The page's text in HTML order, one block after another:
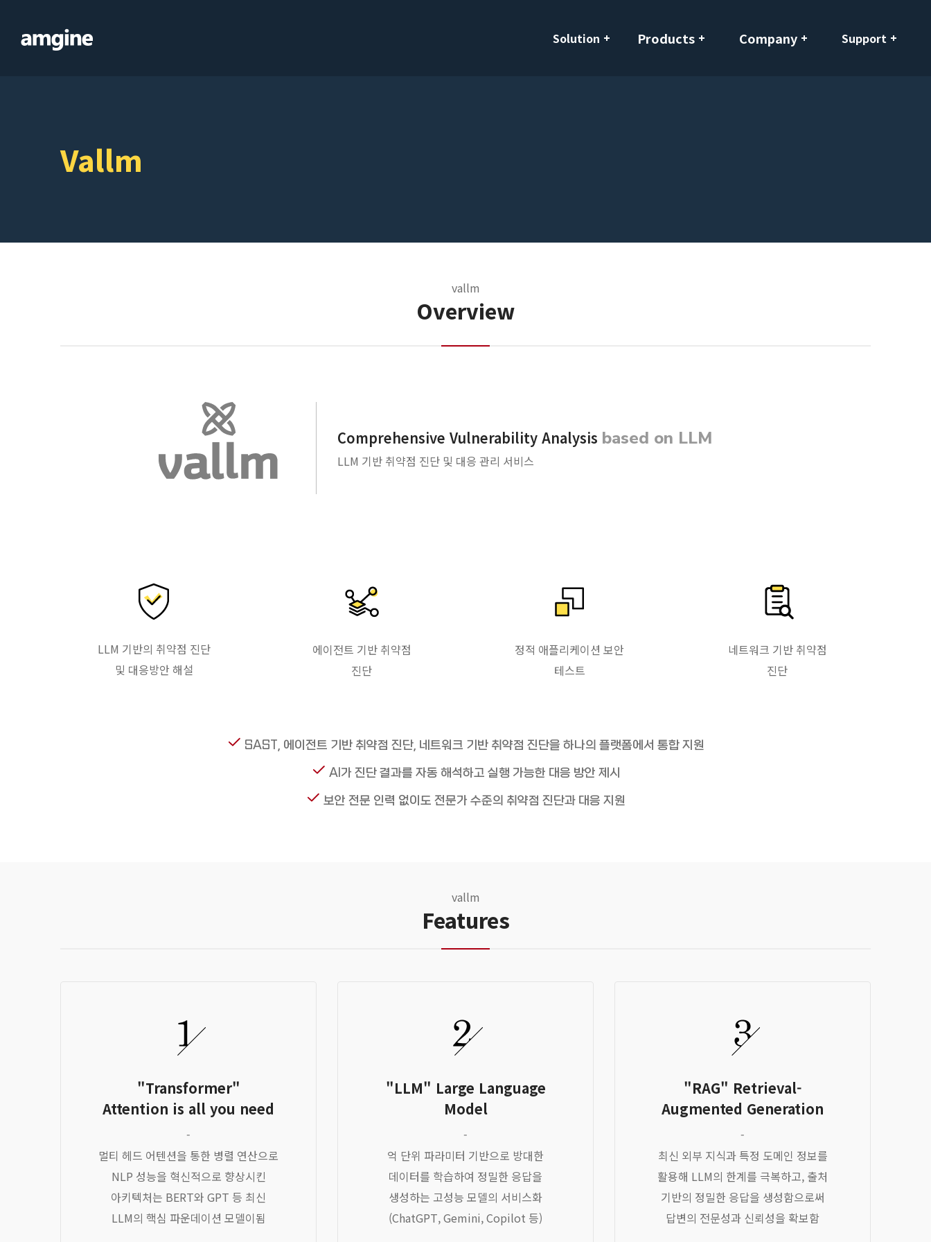
Solution Products Company Support
Vallm
vallm
Overview
Comprehensive Vulnerability Analysis based on LLM
LLM 기반 취약점 진단 및 대응 관리 서비스
LLM 기반의 취약점 진단
및 대응방안 해설
에이전트 기반 취약점
진단
정적 애플리케이션 보안
테스트
네트워크 기반 취약점
진단
SAST, 에이전트 기반 취약점 진단, 네트워크 기반 취약점 진단을 하나의 플랫폼에서 통합 지원
AI가 진단 결과를 자동 해석하고 실행 가능한 대응 방안 제시
보안 전문 인력 없이도 전문가 수준의 취약점 진단과 대응 지원
vallm
Features
"Transformer"
Attention is all you need
-
멀티 헤드 어텐션을 통한 병렬 연산으로
NLP 성능을 혁신적으로 향상시킨
아키텍처는 BERT와 GPT 등 최신
LLM의 핵심 파운데이션 모델이됨
"LLM" Large Language
Model
-
억 단위 파라미터 기반으로 방대한
데이터를 학습하여 정밀한 응답을
생성하는 고성능 모델의 서비스화
(ChatGPT, Gemini, Copilot 등)
"RAG" Retrieval-
Augmented Generation
-
최신 외부 지식과 특정 도메인 정보를
활용해 LLM의 한계를 극복하고, 출처
기반의 정밀한 응답을 생성함으로써
답변의 전문성과 신뢰성을 확보함